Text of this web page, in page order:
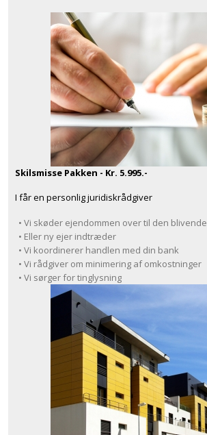
Skilsmisse Pakken - Kr. 5.995.-
I får en personlig juridiskrådgiver
• Vi skøder ejendommen over til den
• Eller ny ejer indtræder
• Vi koordinerer handlen med din bank
• Vi rådgiver om minimering af omkostninger
• Vi sørger for tinglysning